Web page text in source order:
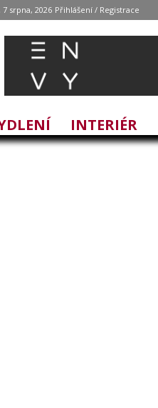
7 srpna, 2026 Přihlášení / Registrace
INTERIÉR